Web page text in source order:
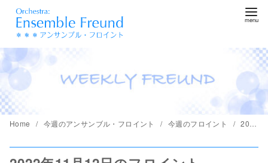
ツ
へ
移
Home 今週のアンサンブル・フロイント 今週のフロイント 2022年11月12日のフロイント